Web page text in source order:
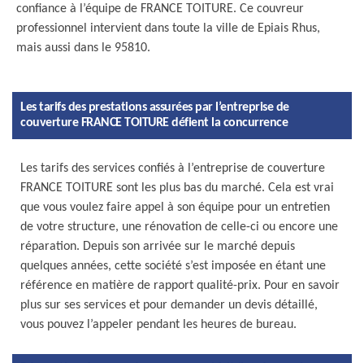
confiance à l’équipe de FRANCE TOITURE. Ce couvreur
professionnel intervient dans toute la ville de Epiais Rhus,
mais aussi dans le 95810.
Les tarifs des prestations assurées par l’entreprise de
couverture FRANCE TOITURE défient la concurrence
Les tarifs des services confiés à l’entreprise de couverture
FRANCE TOITURE sont les plus bas du marché. Cela est vrai
que vous voulez faire appel à son équipe pour un entretien
de votre structure, une rénovation de celle-ci ou encore une
réparation. Depuis son arrivée sur le marché depuis
quelques années, cette société s’est imposée en étant une
référence en matière de rapport qualité-prix. Pour en savoir
plus sur ses services et pour demander un devis détaillé,
vous pouvez l’appeler pendant les heures de bureau.